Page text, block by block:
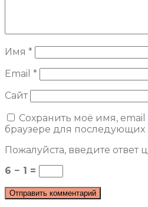
Имя *
Email *
Сайт
Сохранить моё имя, email
браузере для
Пожалуйста, введите ответ
6 − 1 =